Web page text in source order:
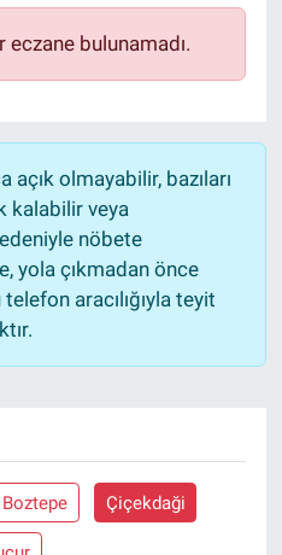
bulunamadı.
olmayabilir, bazıları
kalabilir veya
nöbete
yola çıkmadan önce
aracılığıyla teyit
Boztepe Çiçekdaği